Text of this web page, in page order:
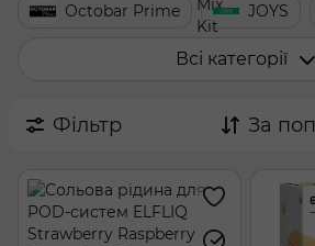
Octobar Prime JOYS
Octobar FRESH & SOUR
Chaser LUX
Chaser Special Berry
Chaser My Mint Chaser
Всі категорії
Фільтр За